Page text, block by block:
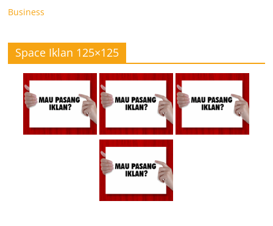
Business
Space Iklan 125×125